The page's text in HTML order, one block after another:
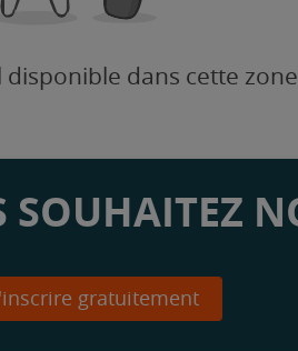
dans cette
gratuitement